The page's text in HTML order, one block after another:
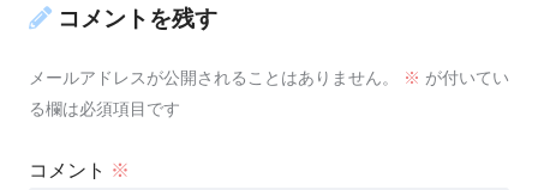
コメントを残す
メールアドレスが公開されることはありません。 ※ が付いてい
る欄は必須項目です
コメント ※